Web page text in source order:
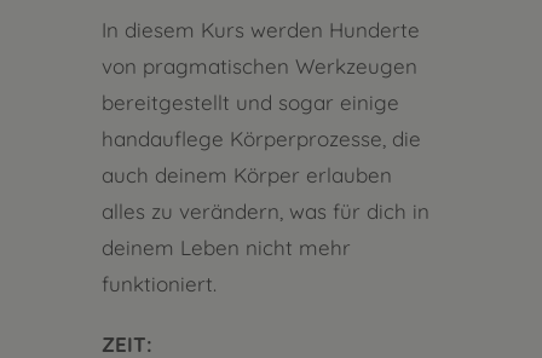
In diesem Kurs werden Hunderte
von pragmatischen Werkzeugen
bereitgestellt und sogar einige
handauflege Körperprozesse, die
auch deinem Körper erlauben
alles zu verändern, was für dich in
deinem Leben nicht mehr
funktioniert.
ZEIT: